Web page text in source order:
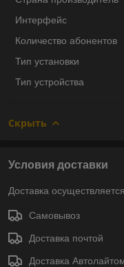
Интерфейс
Количество абонентов
Тип установки
Тип устройства
Скрыть
Условия доставки
Доставка
Самовывоз
Доставка почтой
Доставка